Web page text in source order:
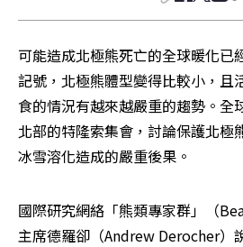
可能造成北極熊死亡的全球暖化已
記號，北極熊體型變得比較小，且
食的情況有越來越嚴重的趨勢。全
北部的特隆索集會，討論保護北極
冰雪溶化造成的嚴重後果。
國際研究網絡「熊類專家群」（
主席德羅卻（Andrew Derocher）